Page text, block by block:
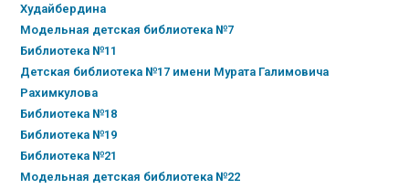
Худайбердина
Модельная детская библиотека №7
Библиотека №11
Детская библиотека №17 имени Мурата Галимовича
Рахимкулова
Библиотека №18
Библиотека №19
Библиотека №21
Модельная детская библиотека №22